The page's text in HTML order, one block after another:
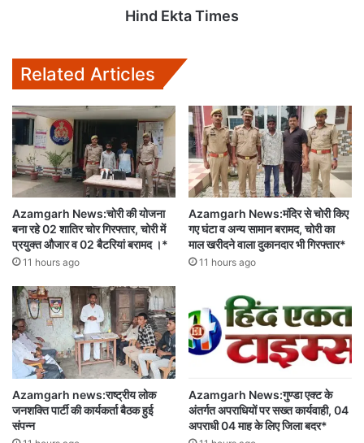
Hind Ekta Times
Related Articles
Azamgarh News:चोरी की योजना
बना रहे 02 शातिर चोर गिरफ्तार, चोरी में
प्रयुक्त औजार व 02 बैटरियां बरामद ।*
11 hours ago
Azamgarh News:मंदिर से चोरी किए
गए घंटा व अन्य सामान बरामद, चोरी का
माल खरीदने वाला दुकानदार भी गिरफ्तार*
11 hours ago
Azamgarh news:राष्ट्रीय लोक
जनशक्ति पार्टी की कार्यकर्ता बैठक हुई
संपन्न
Azamgarh News:गुण्डा एक्ट के
अंतर्गत अपराधियों पर सख्त कार्यवाही, 04
अपराधी 04 माह के लिए जिला बदर*